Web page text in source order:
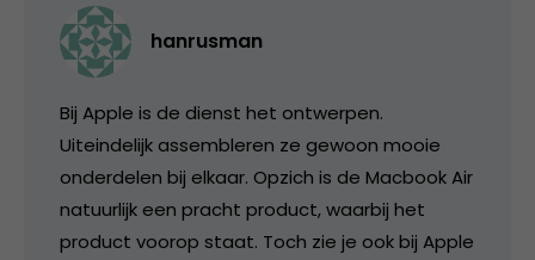
hanrusman
Bij Apple is de dienst het ontwerpen.
Uiteindelijk assembleren ze gewoon mooie
onderdelen bij elkaar. Opzich is de Macbook Air
natuurlijk een pracht product, waarbij het
product voorop staat. Toch zie je ook bij Apple